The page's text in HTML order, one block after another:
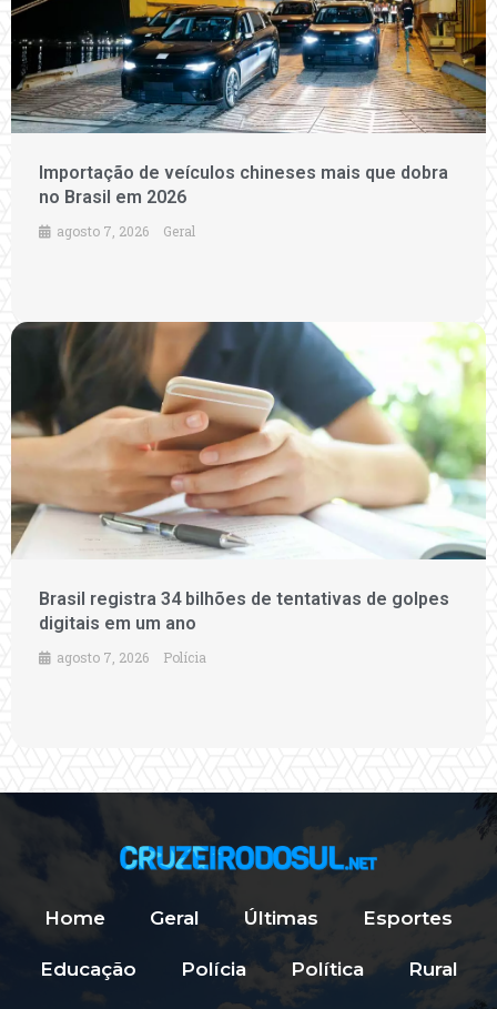
Importação de veículos chineses mais que dobra
no Brasil em 2026
agosto 7, 2026 Geral
Brasil registra 34 bilhões de tentativas de golpes
digitais em um ano
agosto 7, 2026 Polícia
Home Geral Últimas Esportes
Educação Polícia Política Rural